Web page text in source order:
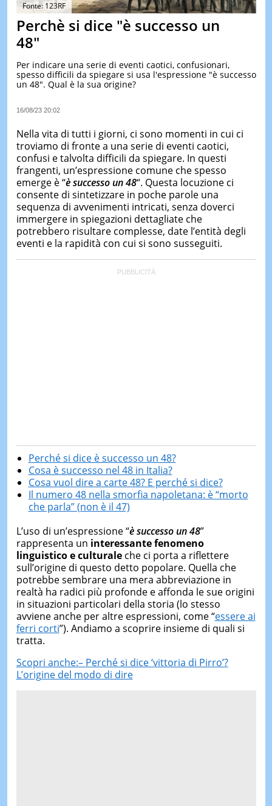
&
TEST
LE
Fonte: 123RF
Perchè si dice "è successo un
48"
Per indicare una serie di eventi caotici, confusionari,
spesso difficili da spiegare si usa l'espressione "è successo
un 48". Qual è la sua origine?
16/08/23 20:02
Nella vita di tutti i giorni, ci sono momenti in cui ci
troviamo di fronte a una serie di eventi caotici,
confusi e talvolta difficili da spiegare. In questi
frangenti, un’espressione comune che spesso
emerge è “è successo un 48“. Questa locuzione ci
consente di sintetizzare in poche parole una
sequenza di avvenimenti intricati, senza doverci
immergere in spiegazioni dettagliate che
potrebbero risultare complesse, date l’entità degli
eventi e la rapidità con cui si sono susseguiti.
Perché si dice è successo un 48?
Cosa è successo nel 48 in Italia?
Cosa vuol dire a carte 48? E perché si dice?
Il numero 48 nella smorfia napoletana: è “morto
che parla” (non è il 47)
L’uso di un’espressione “è successo un 48”
rappresenta un interessante fenomeno
linguistico e culturaleche ci porta a riflettere
sull’origine di questo detto popolare. Quella che
potrebbe sembrare una mera abbreviazione in
realtà ha radici più profonde e affonda le sue origini
in situazioni particolari della storia (lo stesso
avviene anche per altre espressioni, come “essere ai
ferri corti”). Andiamo a scoprire insieme di quali si
tratta.
Scopri anche:– Perché si dice ‘vittoria di Pirro’?
L’origine del modo di dire